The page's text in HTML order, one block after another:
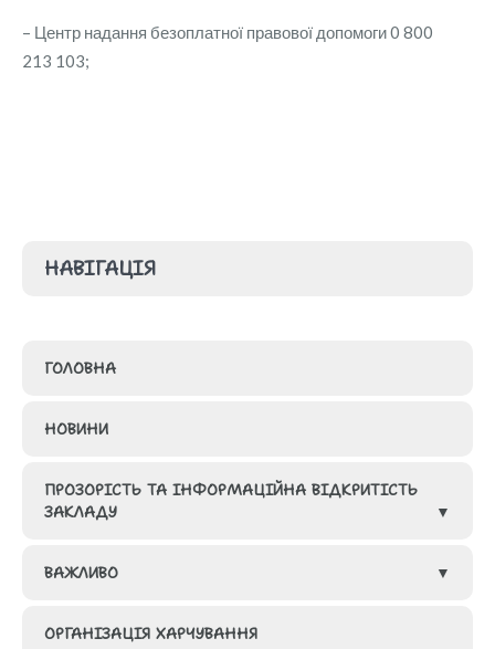
– Центр надання безоплатної правової допомоги 0 800
213 103;
НАВІГАЦІЯ
ГОЛОВНА
НОВИНИ
ПРОЗОРІСТЬ ТА ІНФОРМАЦІЙНА ВІДКРИТІСТЬ
ЗАКЛАДУ
ГРУПИ
КАДРОВИЙ СКЛАД ЗАКЛАДУ ОСВІТИ
ВАЖЛИВО
МЕТОДИЧНА СКАРБНИЧКА
ОРГАНІЗАЦІЯ ХАРЧУВАННЯ